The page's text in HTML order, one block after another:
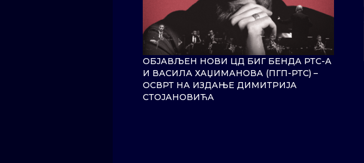
ОБЈАВЉЕН НОВИ ЦД БИГ БЕНДА РТС-А
И ВАСИЛА ХАЏИМАНОВА (ПГП-РТС) –
ОСВРТ НА ИЗДАЊЕ ДИМИТРИЈА
СТОЈАНОВИЋА